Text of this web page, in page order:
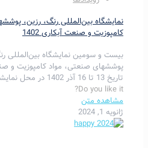
نمایشگاه بین‌المللی رنگ، رزین،
کامپوزیت و صنعت آبکاری 1402
بیست‌ و سومین نمایشگاه بین‌المللی
پوششهای صنعتی، مواد کامپوزیت و
تاریخ 13 تا 16 آذر 1402 در محل نمایشگاه های بین
Do you like it?
مشاهده متن
ژانویه 1, 2024